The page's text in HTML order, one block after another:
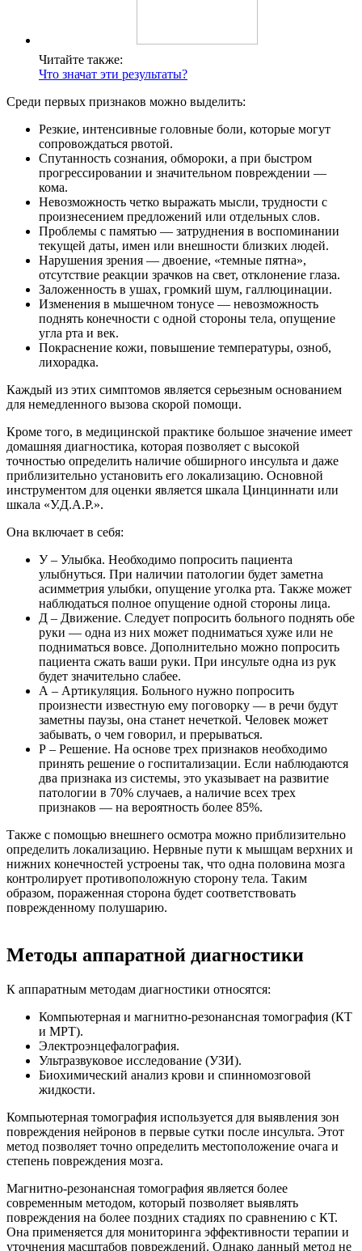
Читайте также:
Что значат эти результаты?
Среди первых признаков можно выделить:
Резкие, интенсивные головные боли, которые могут
сопровождаться рвотой.
Спутанность сознания, обмороки, а при быстром
прогрессировании и значительном повреждении —
кома.
Невозможность четко выражать мысли, трудности с
произнесением предложений или отдельных слов.
Проблемы с памятью — затруднения в воспоминании
текущей даты, имен или внешности близких людей.
Нарушения зрения — двоение, «темные пятна»,
отсутствие реакции зрачков на свет, отклонение глаза.
Заложенность в ушах, громкий шум, галлюцинации.
Изменения в мышечном тонусе — невозможность
поднять конечности с одной стороны тела, опущение
угла рта и век.
Покраснение кожи, повышение температуры, озноб,
лихорадка.
Каждый из этих симптомов является серьезным основанием
для немедленного вызова скорой помощи.
Кроме того, в медицинской практике большое значение имеет
домашняя диагностика, которая позволяет с высокой
точностью определить наличие обширного инсульта и даже
приблизительно установить его локализацию. Основной
инструментом для оценки является шкала Цинциннати или
шкала «У.Д.А.Р.».
Она включает в себя:
У – Улыбка. Необходимо попросить пациента
улыбнуться. При наличии патологии будет заметна
асимметрия улыбки, опущение уголка рта. Также может
наблюдаться полное опущение одной стороны лица.
Д – Движение. Следует попросить больного поднять обе
руки — одна из них может подниматься хуже или не
подниматься вовсе. Дополнительно можно попросить
пациента сжать ваши руки. При инсульте одна из рук
будет значительно слабее.
А – Артикуляция. Больного нужно попросить
произнести известную ему поговорку — в речи будут
заметны паузы, она станет нечеткой. Человек может
забывать, о чем говорил, и прерываться.
Р – Решение. На основе трех признаков необходимо
принять решение о госпитализации. Если наблюдаются
два признака из системы, это указывает на развитие
патологии в 70% случаев, а наличие всех трех
признаков — на вероятность более 85%.
Также с помощью внешнего осмотра можно приблизительно
определить локализацию. Нервные пути к мышцам верхних и
нижних конечностей устроены так, что одна половина мозга
контролирует противоположную сторону тела. Таким
образом, пораженная сторона будет соответствовать
поврежденному полушарию.
Методы аппаратной диагностики
К аппаратным методам диагностики относятся:
Компьютерная и магнитно-резонансная томография (КТ
и МРТ).
Электроэнцефалография.
Ультразвуковое исследование (УЗИ).
Биохимический анализ крови и спинномозговой
жидкости.
Компьютерная томография используется для выявления зон
повреждения нейронов в первые сутки после инсульта. Этот
метод позволяет точно определить местоположение очага и
степень повреждения мозга.
Магнитно-резонансная томография является более
современным методом, который позволяет выявлять
повреждения на более поздних стадиях по сравнению с КТ.
Она применяется для мониторинга эффективности терапии и
уточнения масштабов повреждений. Однако данный метод не